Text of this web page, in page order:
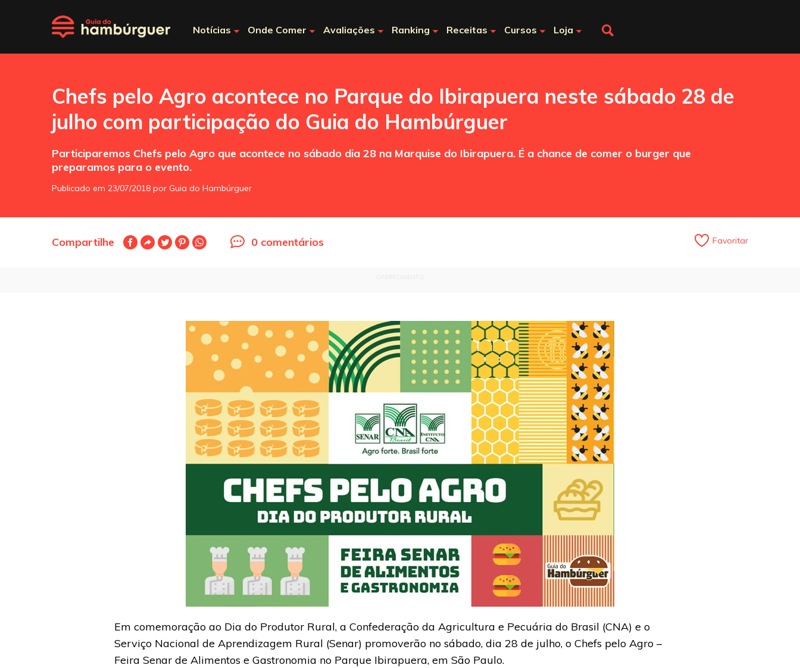
Notícias Onde Comer Avaliações Ranking Receitas Cursos Loja
Chefs pelo Agro acontece no Parque do Ibirapuera neste sábado 28 de
julho com participação do Guia do Hambúrguer
Participaremos Chefs pelo Agro que acontece no sábado dia 28 na Marquise do Ibirapuera. É a chance de comer o burger que
preparamos para o evento.
Publicado em 23/07/2018 por Guia do Hambúrguer
Compartilhe 0 comentários Favoritar
Em comemoração ao Dia do Produtor Rural, a Confederação da Agricultura e Pecuária do Brasil (CNA) e o
Serviço Nacional de Aprendizagem Rural (Senar) promoverão no sábado, dia 28 de julho, o Chefs pelo Agro –
Feira Senar de Alimentos e Gastronomia no Parque Ibirapuera, em São Paulo.